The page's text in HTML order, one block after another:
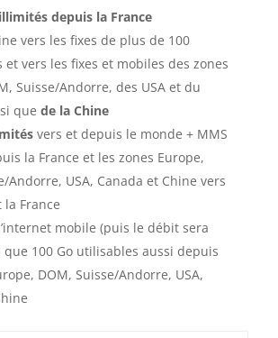
depuis la France
vers les fixes de plus de 100
vers les fixes et mobiles des zones
Suisse/Andorre, des USA et du
que de la Chine
vers et depuis le monde + MMS
la France et les zones Europe,
Andorre, USA, Canada et Chine vers
la France
mobile (puis le débit sera
100 Go utilisables aussi depuis
DOM, Suisse/Andorre, USA,